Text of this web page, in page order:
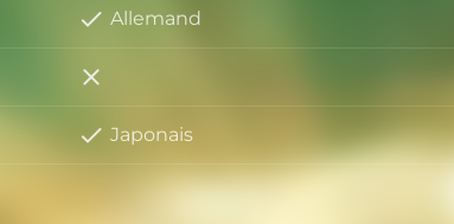
Allemand
Italien
Japonais